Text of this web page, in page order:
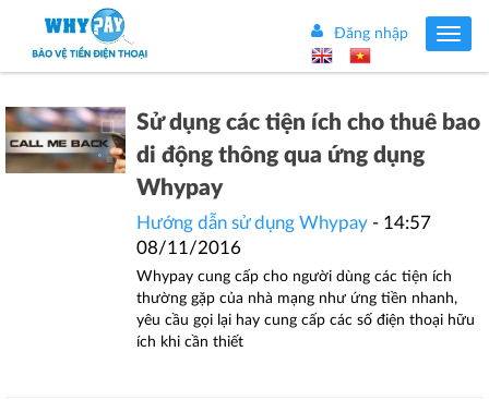
Toggle
Đăng nhập
Sử dụng các tiện ích cho thuê bao
di động thông qua ứng dụng
Whypay
Hướng dẫn sử dụng Whypay - 14:57
08/11/2016
Whypay cung cấp cho người dùng các tiện ích
thường gặp của nhà mạng như ứng tiền nhanh,
yêu cầu gọi lại hay cung cấp các số điện thoại hữu
ích khi cần thiết